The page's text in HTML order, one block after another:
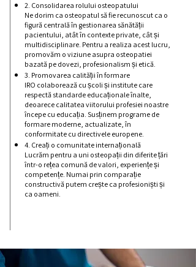
2. Consolidarea rolului osteopatului
Ne dorim ca osteopatul să fie recunoscut ca o
figură centrală în gestionarea sănătății
pacientului, atât în contexte private, cât și
multidisciplinare. Pentru a realiza acest lucru,
promovăm o viziune asupra osteopatiei
bazată pe dovezi, profesionalism și etică.
3. Promovarea calității în formare
IRO colaborează cu școli și institute care
respectă standarde educaționale înalte,
deoarece calitatea viitorului profesiei noastre
începe cu educația. Susținem programe de
formare moderne, actualizate, în
conformitate cu directivele europene.
4. Creați o comunitate internațională
Lucrăm pentru a uni osteopații din diferite țări
într-o rețea comună de valori, experiențe și
competențe. Numai prin comparație
constructivă putem crește ca profesioniști și
ca oameni.